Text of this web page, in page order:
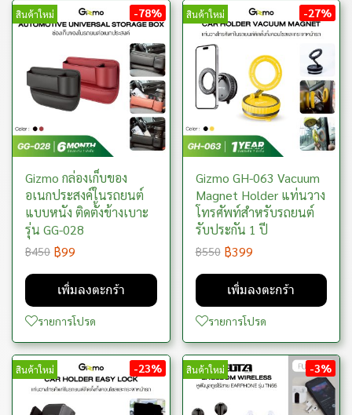
สินค้าใหม่ -78%
Gizmo กล่องเก็บของ
อเนกประสงค์ในรถยนต์
แบบหนัง ติดตั้งข้างเบาะ
รุ่น GG-028
฿450 ฿99
เพิ่มลงตะกร้า
รายการโปรด
สินค้าใหม่ -27%
Gizmo GH-063 Vacuum
Magnet Holder แท่นวาง
โทรศัพท์สำหรับรถยนต์
รับประกัน 1 ปี
฿550 ฿399
เพิ่มลงตะกร้า
รายการโปรด
สินค้าใหม่ -23% สินค้าใหม่ -3%